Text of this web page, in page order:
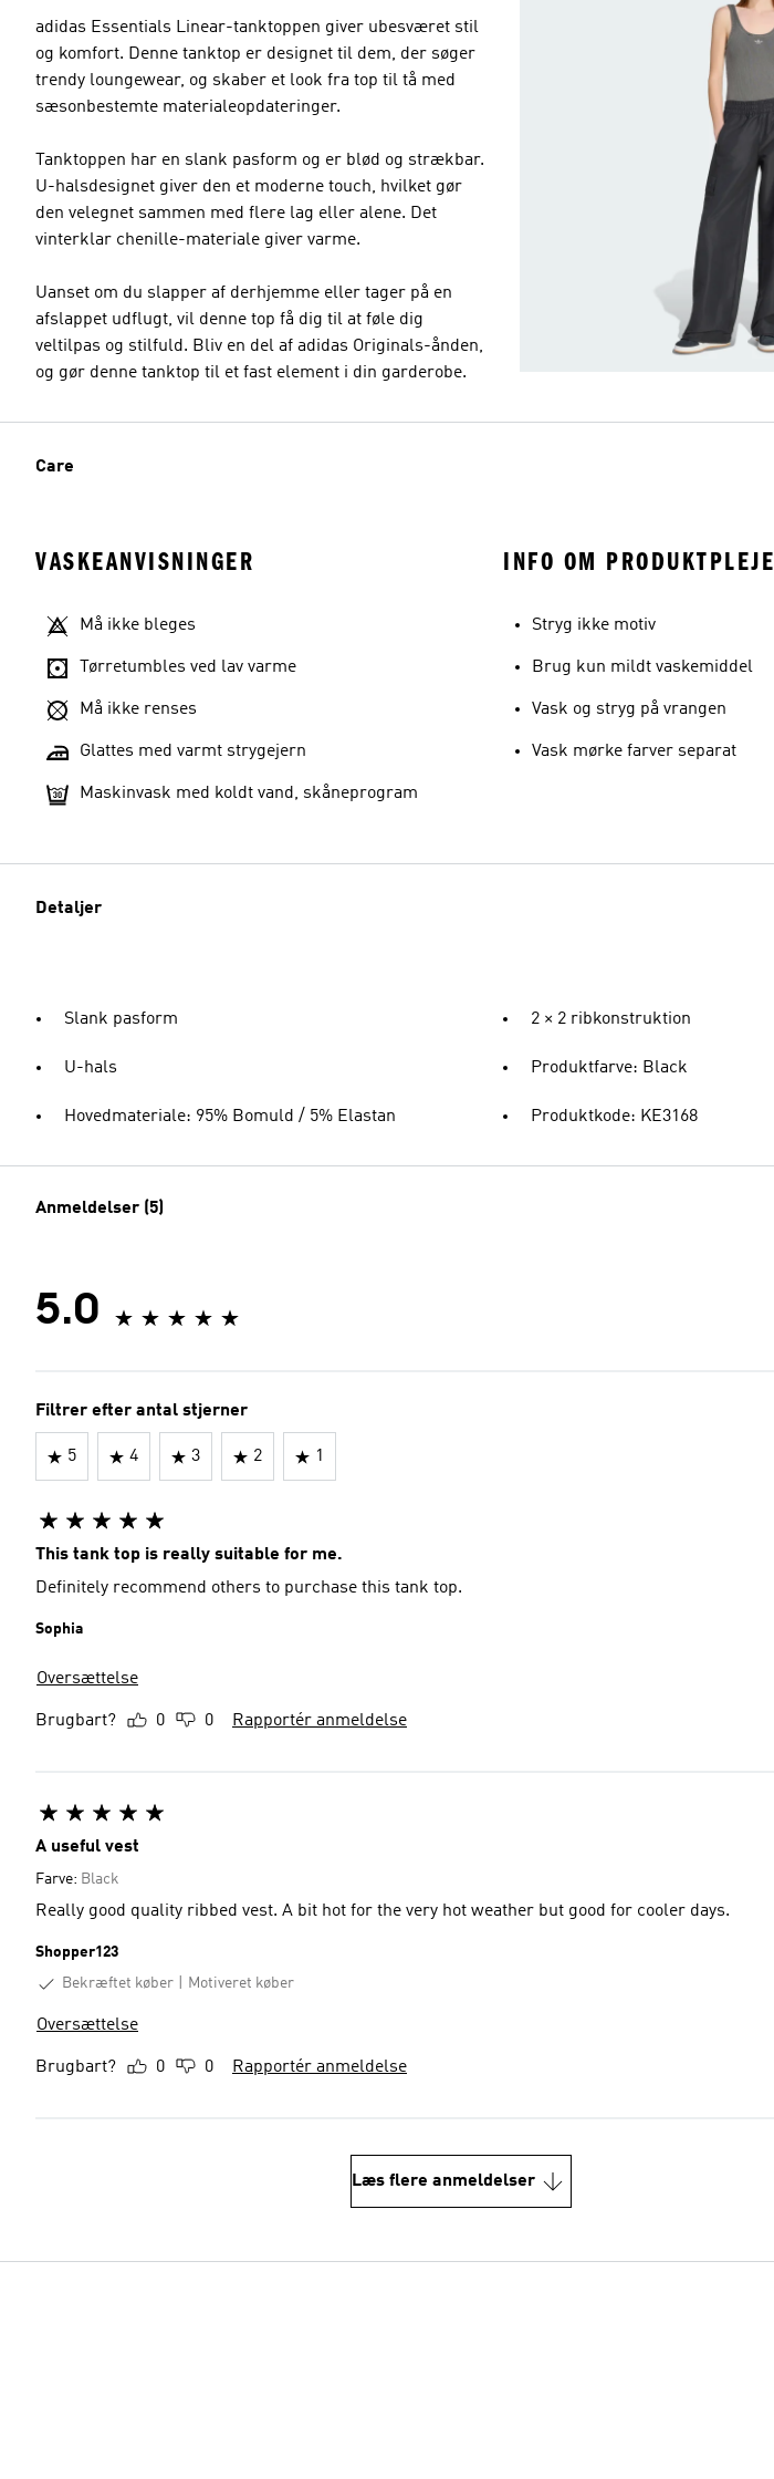
adidas Essentials Linear-tanktoppen giver ubesværet stil
og komfort. Denne tanktop er designet til dem, der søger
trendy loungewear, og skaber et look fra top til tå med
sæsonbestemte materialeopdateringer.
Tanktoppen har en slank pasform og er blød og strækbar.
U-halsdesignet giver den et moderne touch, hvilket gør
den velegnet sammen med flere lag eller alene. Det
vinterklar chenille-materiale giver varme.
Uanset om du slapper af derhjemme eller tager på en
afslappet udflugt, vil denne top få dig til at føle dig
veltilpas og stilfuld. Bliv en del af adidas Originals-ånden,
og gør denne tanktop til et fast element i din garderobe.
Care
VASKEANVISNINGER
Må ikke bleges
Tørretumbles ved lav varme
Må ikke renses
Glattes med varmt strygejern
Maskinvask med koldt vand, skåneprogram
INFO OM PRODUKTPLEJE
Stryg ikke motiv
Brug kun mildt vaskemiddel
Vask og stryg på vrangen
Vask mørke farver separat
Detaljer
Slank pasform
U-hals
Hovedmateriale: 95% Bomuld / 5% Elastan
2 × 2 ribkonstruktion
Produktfarve: Black
Produktkode: KE3168
Anmeldelser (5)
5.0
Filtrer efter antal stjerner
5 4 3 2 1
This tank top is really suitable for me.
Definitely recommend others to purchase this tank top.
Sophia
Oversættelse
Brugbart? 0 0 Rapportér anmeldelse
A useful vest
Farve: Black
Really good quality ribbed vest. A bit hot for the very hot weather but good for cooler days.
Shopper123
Bekræftet køber
Motiveret køber
Oversættelse
Brugbart? 0 0 Rapportér anmeldelse
Læs flere anmeldelser